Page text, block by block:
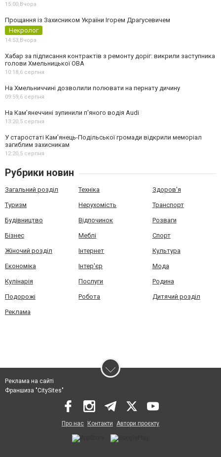
15:00, Вчора
Прощання із Захисником України Ігорем Драгусевичем
Некролог
14:53, Вчора
Хабар за підписання контрактів з ремонту доріг: викрили заступника
голови Хмельницької ОВА
10:18,6 серпня
На Хмельниччині дозволили полювати на пернату дичину
09:59,6 серпня
На Камʼянеччині зупинили п'яного водія Audi
13:20,5 серпня
У старостаті Кам’янець-Подільської громади відкрили меморіал
загиблим захисникам
12:20,5 серпня
Рубрики новин
Загальний розділ Техніка Здоров'я
Туризм Нерухомість Транспорт
Будівництво Відпочинок Розваги
Бізнес Меблі Спорт
Жіночий розділ Інтернет Культура
Економіка Інтер'єр Мода
Кулінарія Послуги Родина
Подорожі Робота Дитячий розділ
Реклама
Реклама на сайті
Франшиза "CitySites"
Про нас Контакти Автори проєкту